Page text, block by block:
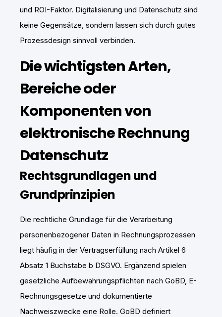
und ROI-Faktor. Digitalisierung und Datenschutz sind
keine Gegensätze, sondern lassen sich durch gutes
Prozessdesign sinnvoll verbinden.
Die wichtigsten Arten,
Bereiche oder
Komponenten von
elektronische Rechnung
Datenschutz
Rechtsgrundlagen und
Grundprinzipien
Die rechtliche Grundlage für die Verarbeitung
personenbezogener Daten in Rechnungsprozessen
liegt häufig in der Vertragserfüllung nach Artikel 6
Absatz 1 Buchstabe b DSGVO. Ergänzend spielen
gesetzliche Aufbewahrungspflichten nach GoBD, E-
Rechnungsgesetze und dokumentierte
Nachweiszwecke eine Rolle. GoBD definiert